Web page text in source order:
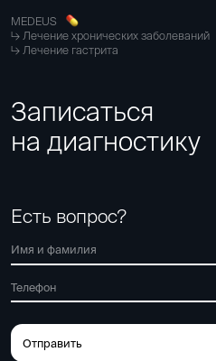
MEDEUS
Лечение хронических заболеваний
Лечение гастрита
Записаться
на диагностику
Есть вопрос?
Отправить